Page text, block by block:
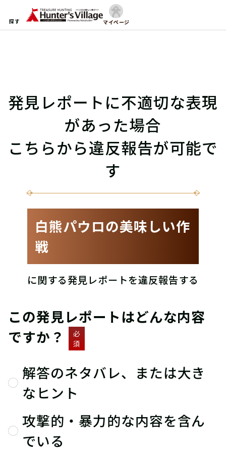
探す マイページ
発見レポートに不適切な表現
があった場合
こちらから違反報告が可能で
す
白熊パウロの美味しい作
戦
に関する発見レポートを違反報告する
この発見レポートはどんな内容
ですか？
必
須
解答のネタバレ、または大き
なヒント
攻撃的・暴力的な内容を含ん
でいる